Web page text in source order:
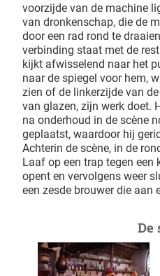
voorzijde van de machine
van dronkenschap, die de
door een rad rond te
verbinding staat met de
kijkt afwisselend naar het
naar de spiegel voor hem,
zien of de linkerzijde van
van glazen, zijn werk doet.
na onderhoud in de scène
geplaatst, waardoor hij
Achterin de scène, in de
Laaf op een trap tegen een
opent en vervolgens weer
een zesde brouwer die aan
De